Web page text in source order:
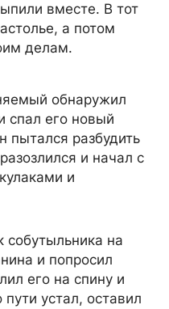
вместе. В тот
а потом
делам.
обнаружил
спал его новый
пытался разбудить
и начал с
и
собутыльника на
и попросил
его на спину и
устал, оставил